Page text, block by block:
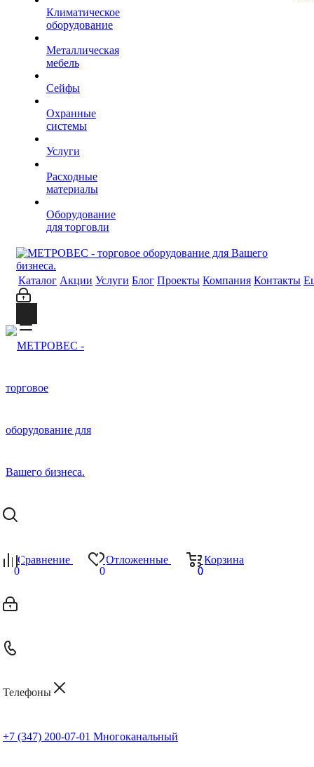
Климатическое
оборудование
Металлическая
мебель
Сейфы
Охранные
системы
Услуги
Расходные
материалы
Оборудование
для торговли
Каталог Акции Услуги Блог Проекты Компания Контакты
Сравнение
0
Отложенные
0
Корзина
0
0
Телефоны
+7 (347) 200-07-01 Многоканальный